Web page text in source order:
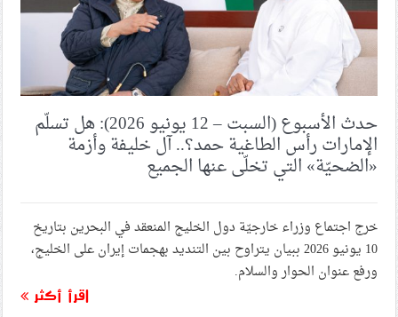
حدث الأسبوع (السبت – 12 يونيو 2026): هل تسلّم
الإمارات رأس الطاغية حمد؟.. آل خليفة وأزمة
«الضحيّة» التي تخلّى عنها الجميع
خرج اجتماع وزراء خارجيّة دول الخليج المنعقد في البحرين بتاريخ
10 يونيو 2026 ببيان يتراوح بين التنديد بهجمات إيران على الخليج،
ورفع عنوان الحوار والسلام.
اقرأ أكثر